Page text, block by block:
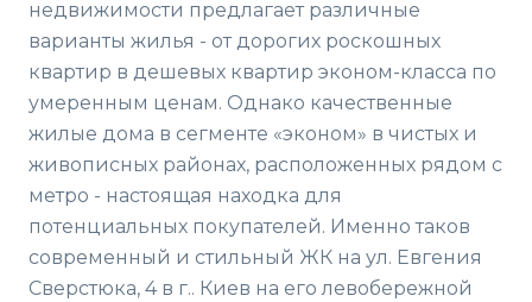
недвижимости предлагает различные
варианты жилья - от дорогих роскошных
квартир в дешевых квартир эконом-класса по
умеренным ценам. Однако качественные
жилые дома в сегменте «эконом» в чистых и
живописных районах, расположенных рядом с
метро - настоящая находка для
потенциальных покупателей. Именно таков
современный и стильный ЖК на ул. Евгения
Сверстюка, 4 в г.. Киев на его левобережной